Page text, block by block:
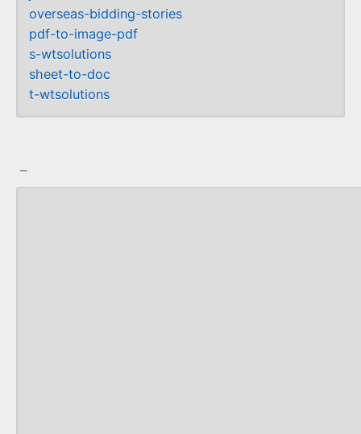
overseas-bidding-stories
pdf-to-image-pdf
s-wtsolutions
sheet-to-doc
t-wtsolutions